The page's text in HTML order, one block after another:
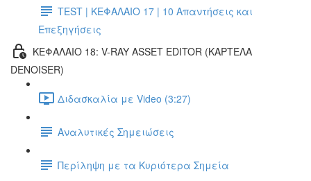
TEST | ΚΕΦΑΛΑΙΟ 17 | 10 Απαντήσεις και
Επεξηγήσεις
ΚΕΦΑΛΑΙΟ 18: V-RAY ASSET EDITOR (ΚΑΡΤΈΛΑ
DENOISER)
Διδασκαλία με Video (3:27)
Αναλυτικές Σημειώσεις
Περίληψη με τα Κυριότερα Σημεία